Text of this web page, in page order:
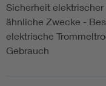
Sicherheit
ähnliche Zwecke -
elektrische
Gebrauch